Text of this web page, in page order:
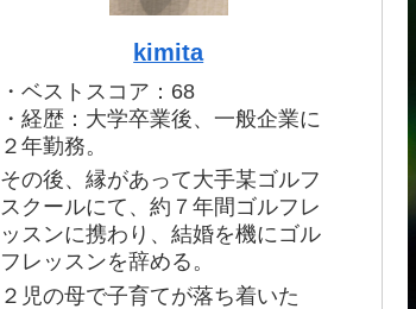
kimita
・ベストスコア：68
・経歴：大学卒業後、一般企業に
２年勤務。
その後、縁があって大手某ゴルフ
スクールにて、約７年間ゴルフレ
ッスンに携わり、結婚を機にゴル
フレッスンを辞める。
２児の母で子育てが落ち着いた